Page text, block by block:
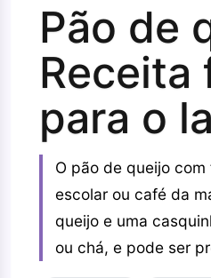
Pão de
Receita
para o
O pão de queijo
escolar ou café da
queijo e uma
ou chá, e pode ser